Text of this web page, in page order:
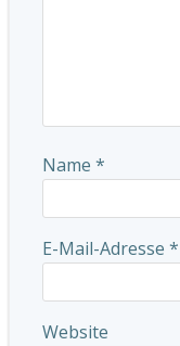
Name *
E-Mail-Adresse *
Website